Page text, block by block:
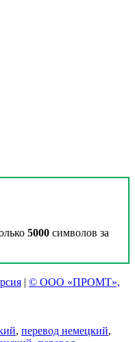
5000 символов за
| © ООО «ПРОМТ»,
, перевод немецкий,